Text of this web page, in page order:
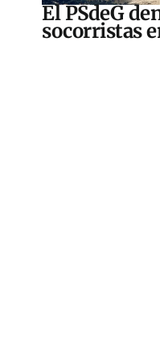
El PSdeG
socorristas